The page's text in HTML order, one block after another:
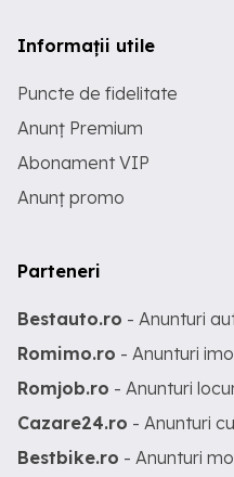
Informații utile
Puncte de fidelitate
Anunț Premium
Abonament VIP
Anunț promo
Parteneri
Bestauto.ro - Anunturi
Romimo.ro - Anunturi
Romjob.ro - Anunturi
Cazare24.ro - Anunturi
Bestbike.ro - Anunturi